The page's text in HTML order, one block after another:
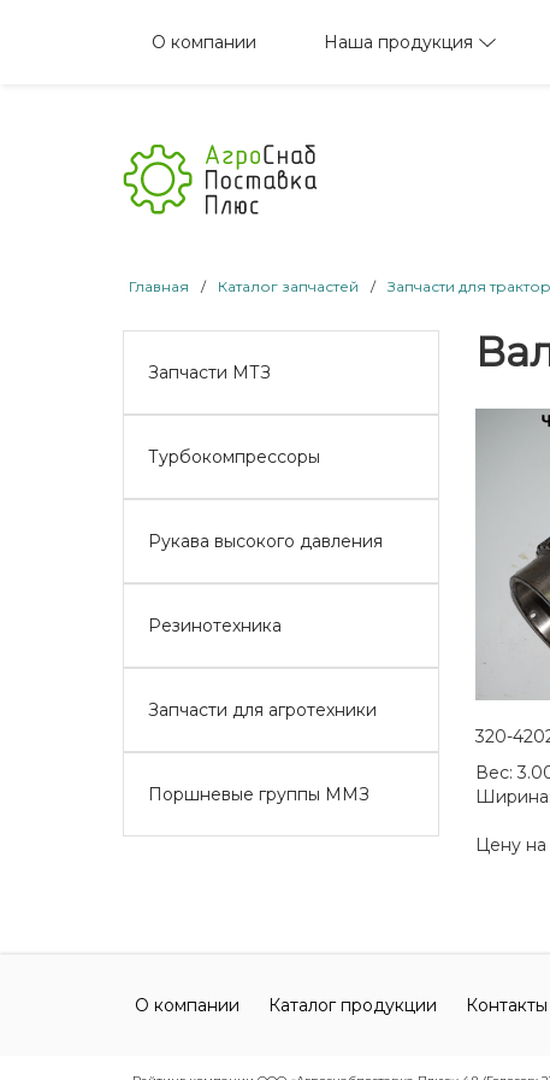
О компании Наша продукция
Главная / Каталог запчастей / Запчасти для
Запчасти МТЗ
Турбокомпрессоры
Рукава высокого давления
Резинотехника
Запчасти для агротехники
Поршневые группы ММЗ
320-
Вес:
Ширина:
Цену на
О компании Каталог продукции Контакты